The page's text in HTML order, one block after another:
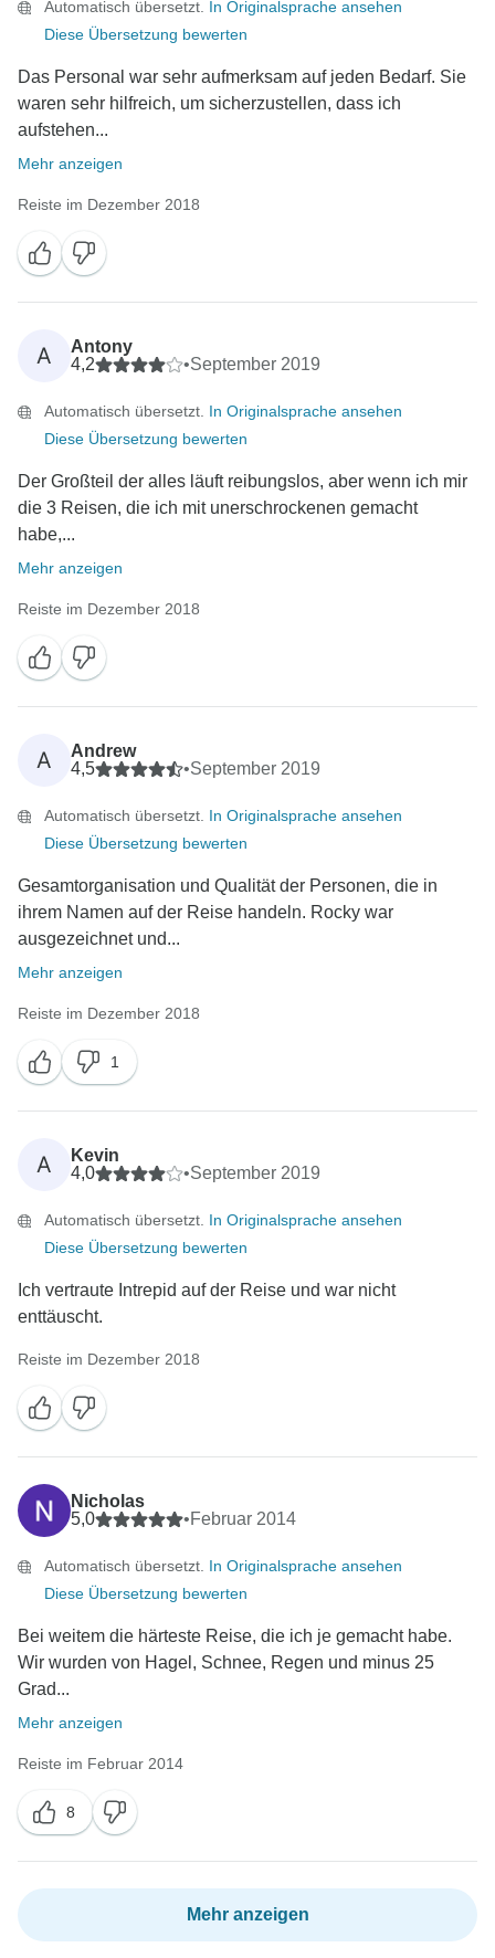
Automatisch übersetzt. In Originalsprache ansehen
Diese Übersetzung bewerten
Das Personal war sehr aufmerksam auf jeden Bedarf. Sie
waren sehr hilfreich, um sicherzustellen, dass ich
aufstehen...
Mehr anzeigen
Reiste im Dezember 2018
A
Antony
4,2
•September 2019
Automatisch übersetzt. In Originalsprache ansehen
Diese Übersetzung bewerten
Der Großteil der alles läuft reibungslos, aber wenn ich mir
die 3 Reisen, die ich mit unerschrockenen gemacht
habe,...
Mehr anzeigen
Reiste im Dezember 2018
A
Andrew
4,5
•September 2019
Automatisch übersetzt. In Originalsprache ansehen
Diese Übersetzung bewerten
Gesamtorganisation und Qualität der Personen, die in
ihrem Namen auf der Reise handeln. Rocky war
ausgezeichnet und...
Mehr anzeigen
Reiste im Dezember 2018
1
A
Kevin
4,0
•September 2019
Automatisch übersetzt. In Originalsprache ansehen
Diese Übersetzung bewerten
Ich vertraute Intrepid auf der Reise und war nicht
enttäuscht.
Reiste im Dezember 2018
Nicholas
5,0
•Februar 2014
Automatisch übersetzt. In Originalsprache ansehen
Diese Übersetzung bewerten
Bei weitem die härteste Reise, die ich je gemacht habe.
Wir wurden von Hagel, Schnee, Regen und minus 25
Grad...
Mehr anzeigen
Reiste im Februar 2014
8
Mehr anzeigen